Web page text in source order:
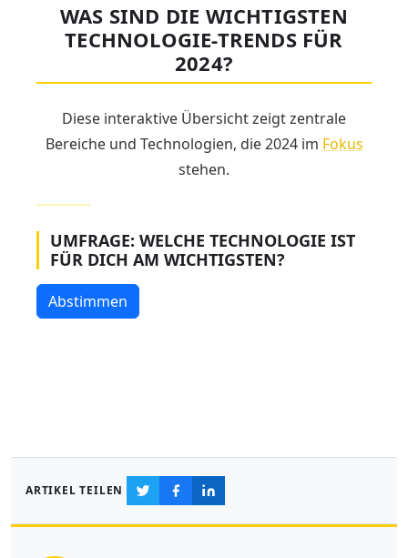
WAS SIND DIE WICHTIGSTEN
TECHNOLOGIE-TRENDS FÜR
2024?
Diese interaktive Übersicht zeigt zentrale
Bereiche und Technologien, die 2024 im Fokus
stehen.
UMFRAGE: WELCHE TECHNOLOGIE IST
FÜR DICH AM WICHTIGSTEN?
Abstimmen
ARTIKEL TEILEN